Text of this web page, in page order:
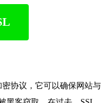
协议，它可以确保网站与